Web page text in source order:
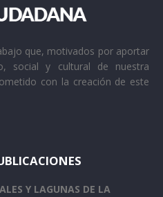
que, motivados por aportar
social y cultural de nuestra
con la creación de este
Y LAGUNAS DE LA